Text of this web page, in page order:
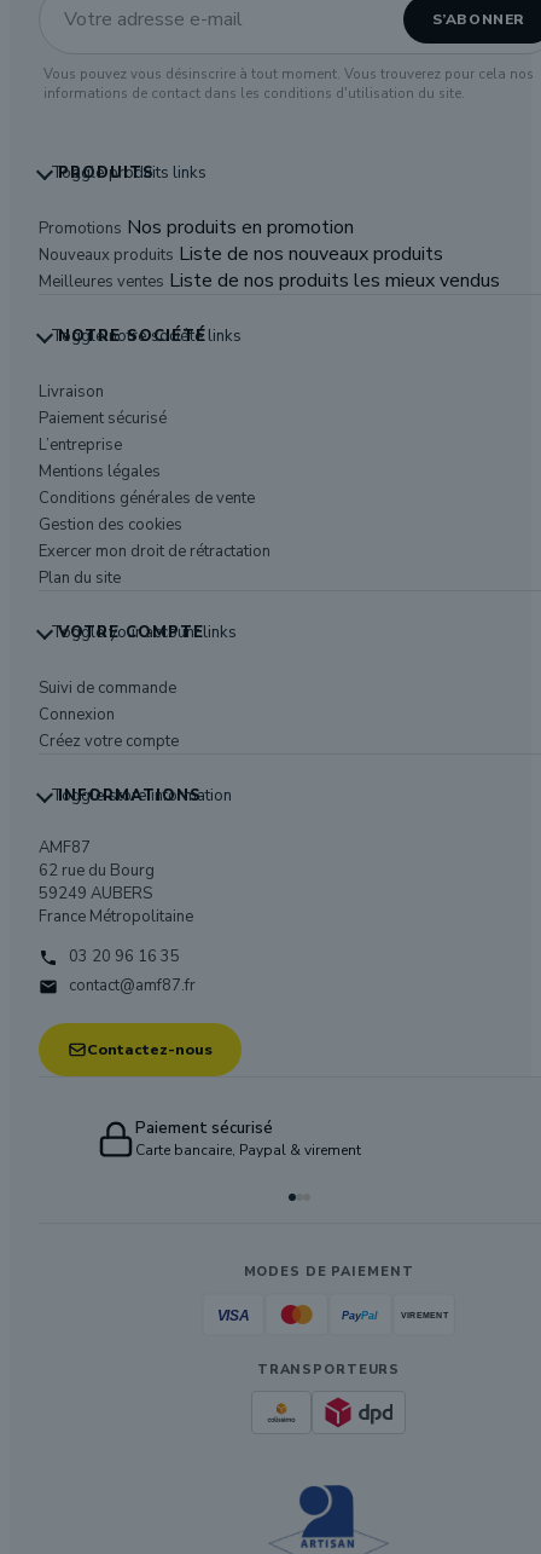
Vous pouvez vous désinscrire à tout moment. Vous trouverez pour cela nos
informations de contact dans les conditions d'utilisation du site.
PRODUITS
Toggle produits links
Promotions Nos produits en promotion
Nouveaux produits Liste de nos nouveaux produits
Meilleures ventes Liste de nos produits les mieux vendus
NOTRE SOCIÉTÉ
Toggle notre société links
Livraison
Paiement sécurisé
L’entreprise
Mentions légales
Conditions générales de vente
Gestion des cookies
Exercer mon droit de rétractation
Plan du site
VOTRE COMPTE
Toggle your account links
Suivi de commande
Connexion
Créez votre compte
INFORMATIONS
Toggle store information
AMF87
62 rue du Bourg
59249 AUBERS
France Métropolitaine
 03 20 96 16 35
 contact@amf87.fr
Contactez-nous
Paiement sécurisé
Carte bancaire, Paypal & virement
MODES DE PAIEMENT
TRANSPORTEURS